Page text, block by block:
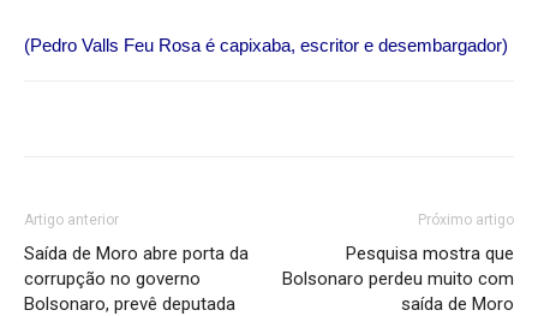
(Pedro Valls Feu Rosa é capixaba, escritor e desembargador)
Artigo anterior
Saída de Moro abre porta da
corrupção no governo
Bolsonaro, prevê deputada
Próximo artigo
Pesquisa mostra que
Bolsonaro perdeu muito com
saída de Moro